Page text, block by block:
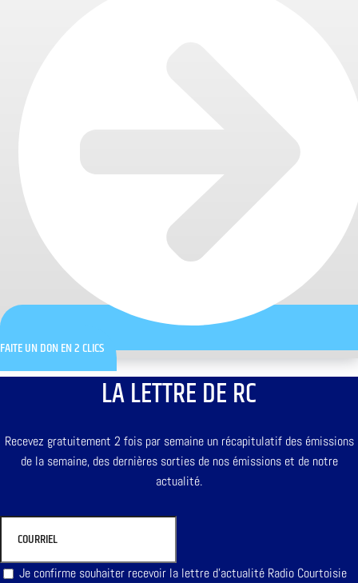
FAITE UN DON EN 2 CLICS
LA LETTRE DE RC
Recevez gratuitement 2 fois par semaine un récapitulatif des émissions
de la semaine, des dernières sorties de nos émissions et de notre
actualité.
Je confirme souhaiter recevoir la lettre d'actualité Radio Courtoisie